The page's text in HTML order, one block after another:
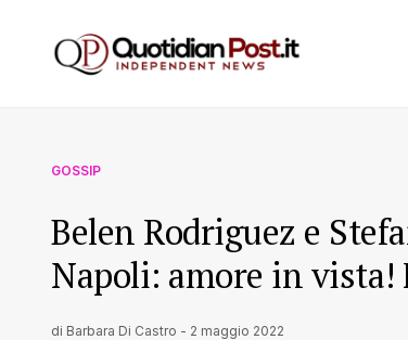
GOSSIP
Belen Rodriguez e
Napoli: amore in vista!
di Barbara Di Castro - 2 maggio 2022